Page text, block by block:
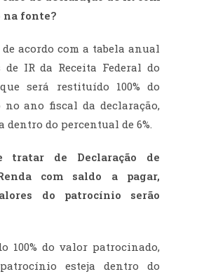
fonte?
acordo com a tabela anual
IR da Receita Federal do
será restituído 100% do
ano fiscal da declaração,
dentro do percentual de 6%.
tratar de Declaração de
com saldo a pagar,
do patrocínio serão
100% do valor patrocinado,
esteja dentro do